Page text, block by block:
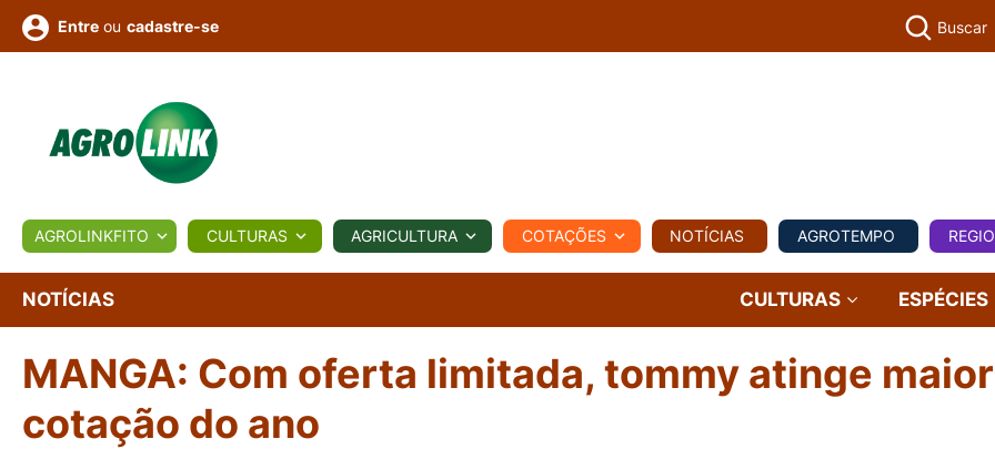
BIOLÓGICOS COTAÇÕES NOTÍCIAS AGROTEMPO REGIONAL COMERCIAL AGROVIAGENS
Conversor Colunistas Eventos
e
Vídeos
Entre ou cadastre-se Buscar
AGROLINKFITO CULTURAS AGRICULTURA COTAÇÕES NOTÍCIAS AGROTEMPO
NOTÍCIAS CULTURAS ESPÉCIES
MANGA: Com oferta limitada, tommy atinge maior
cotação do ano